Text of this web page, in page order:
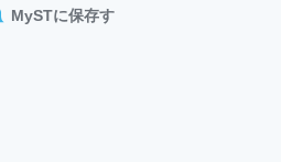
MySTに保存す